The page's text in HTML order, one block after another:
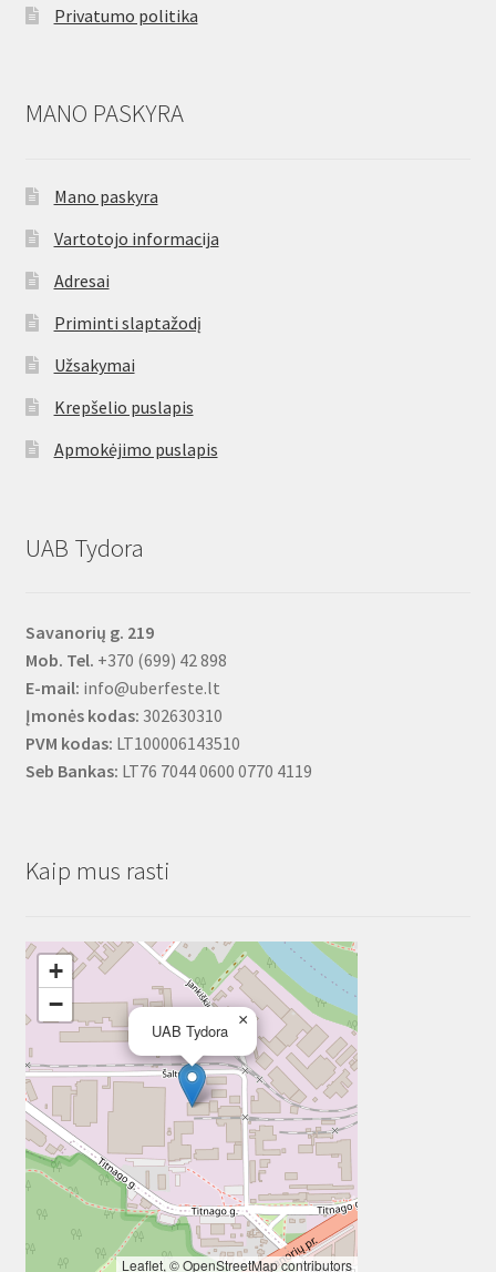
Privatumo politika
MANO PASKYRA
Mano paskyra
Vartotojo informacija
Adresai
Priminti slaptažodį
Užsakymai
Krepšelio puslapis
Apmokėjimo puslapis
UAB Tydora
Savanorių g. 219
Mob. Tel. +370 (699) 42 898
E-mail: info@uberfeste.lt
Įmonės kodas: 302630310
PVM kodas: LT100006143510
Seb Bankas: LT76 7044 0600 0770 4119
Kaip mus rasti
UAB Tydora
×
+
−
Leaflet, ©OpenStreetMapcontributors